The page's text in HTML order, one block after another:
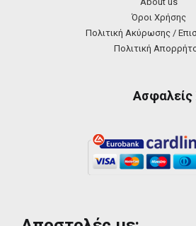
Όροι Χρήσης
Πολιτική Ακύρωσης /
Πολιτική
Ασφαλείς